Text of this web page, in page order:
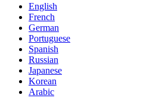
English
French
German
Portuguese
Spanish
Russian
Japanese
Korean
Arabic